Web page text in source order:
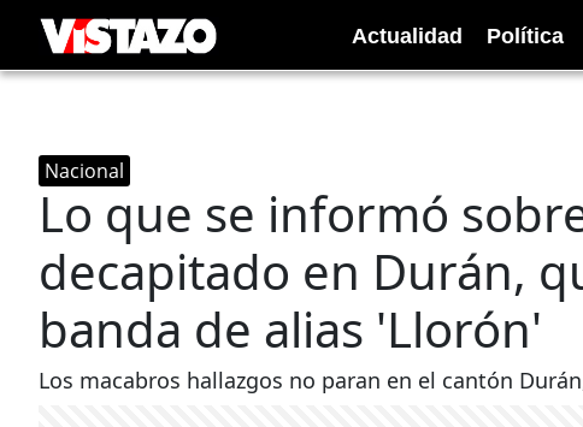
Actualidad Política
Nacional
Lo que se informó
decapitado en Durán,
banda de alias 'Llorón'
Los macabros hallazgos no paran en el cantón